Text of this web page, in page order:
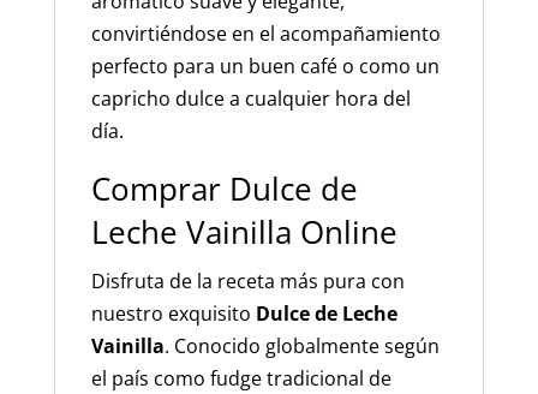
convirtiéndose en el acompañamiento
perfecto para un buen café o como un
capricho dulce a cualquier hora del
día.
Comprar Dulce de
Leche Vainilla Online
Disfruta de la receta más pura con
nuestro exquisito Dulce de Leche
Vainilla. Conocido globalmente según
el país como fudge tradicional de